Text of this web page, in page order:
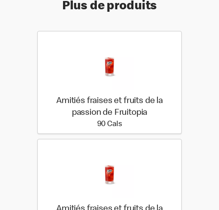
Plus de produits
Amitiés fraises et fruits de la
passion de Fruitopia
90 Cals90 calories